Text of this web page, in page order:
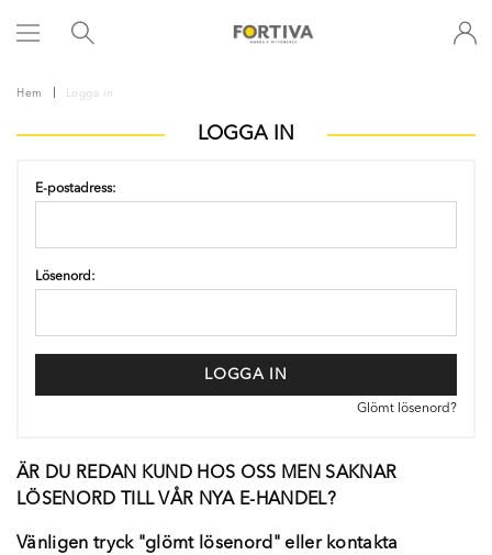
Hem Logga in
LOGGA IN
E-postadress:
Lösenord:
LOGGA IN
Glömt lösenord?
ÄR DU REDAN KUND HOS OSS MEN SAKNAR
LÖSENORD TILL VÅR NYA E-HANDEL?
Vänligen tryck "glömt lösenord" eller kontakta